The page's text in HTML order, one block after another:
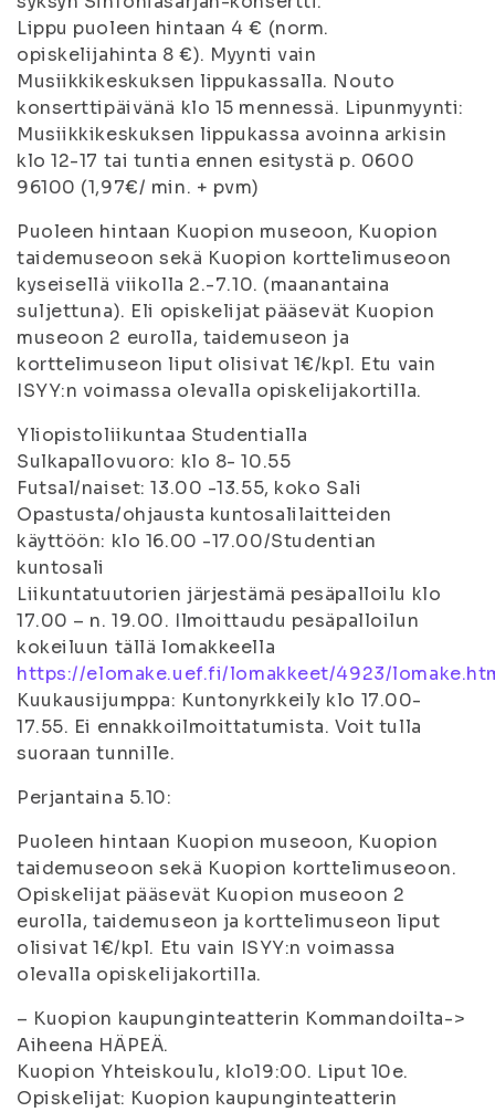
Lippu puoleen hintaan 4 € (norm.
opiskelijahinta 8 €). Myynti vain
Musiikkikeskuksen lippukassalla. Nouto
konserttipäivänä klo 15 mennessä. Lipunmyynti:
Musiikkikeskuksen lippukassa avoinna arkisin
klo 12-17 tai tuntia ennen esitystä p. 0600
96100 (1,97€/ min. + pvm)
Puoleen hintaan Kuopion museoon, Kuopion
taidemuseoon sekä Kuopion korttelimuseoon
kyseisellä viikolla 2.-7.10. (maanantaina
suljettuna). Eli opiskelijat pääsevät Kuopion
museoon 2 eurolla, taidemuseon ja
korttelimuseon liput olisivat 1€/kpl. Etu vain
ISYY:n voimassa olevalla opiskelijakortilla.
Yliopistoliikuntaa Studentialla
Sulkapallovuoro: klo 8- 10.55
Futsal/naiset: 13.00 -13.55, koko Sali
Opastusta/ohjausta kuntosalilaitteiden
käyttöön: klo 16.00 -17.00/Studentian
kuntosali
Liikuntatuutorien järjestämä pesäpalloilu klo
17.00 – n. 19.00. Ilmoittaudu pesäpalloilun
kokeiluun tällä lomakkeella
https://elomake.uef.fi/lomakkeet/4923/
Kuukausijumppa: Kuntonyrkkeily klo 17.00-
17.55. Ei ennakkoilmoittatumista. Voit tulla
suoraan tunnille.
Perjantaina 5.10:
Puoleen hintaan Kuopion museoon, Kuopion
taidemuseoon sekä Kuopion korttelimuseoon.
Opiskelijat pääsevät Kuopion museoon 2
eurolla, taidemuseon ja korttelimuseon liput
olisivat 1€/kpl. Etu vain ISYY:n voimassa
olevalla opiskelijakortilla.
– Kuopion kaupunginteatterin Kommandoilta->
Aiheena HÄPEÄ.
Kuopion Yhteiskoulu, klo19:00. Liput 10e.
Opiskelijat: Kuopion kaupunginteatterin